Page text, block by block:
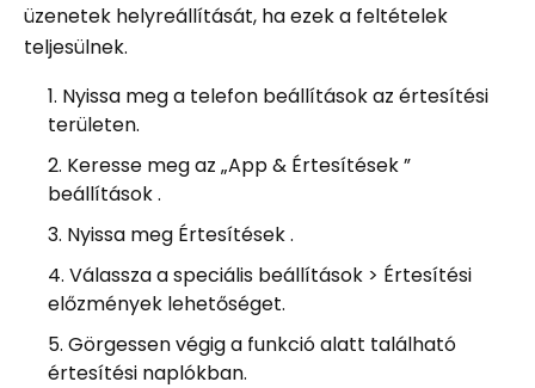
üzenetek helyreállítását, ha ezek a feltételek
teljesülnek.
Nyissa meg a telefon beállítások az értesítési
területen.
Keresse meg az „App & Értesítések ”
beállítások .
Nyissa meg Értesítések .
Válassza a speciális beállítások > Értesítési
előzmények lehetőséget.
Görgessen végig a funkció alatt található
értesítési naplókban.